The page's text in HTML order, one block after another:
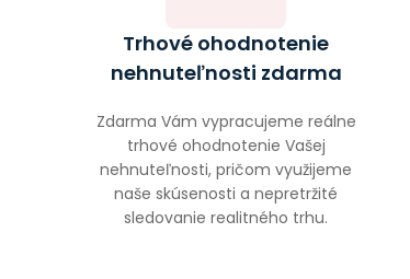
Trhové ohodnotenie
nehnuteľnosti zdarma
Zdarma Vám vypracujeme reálne
trhové ohodnotenie Vašej
nehnuteľnosti, pričom využijeme
naše skúsenosti a nepretržité
sledovanie realitného trhu.